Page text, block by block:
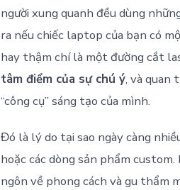
người xung quanh đều dùng
ra nếu chiếc laptop của bạn có
hay thậm chí là một đường cắt
tâm điểm của sự chú ý, và quan
“công cụ” sáng tạo của mình.
Đó là lý do tại sao ngày càng
hoặc các dòng sản phẩm
ngôn về phong cách và gu thẩm